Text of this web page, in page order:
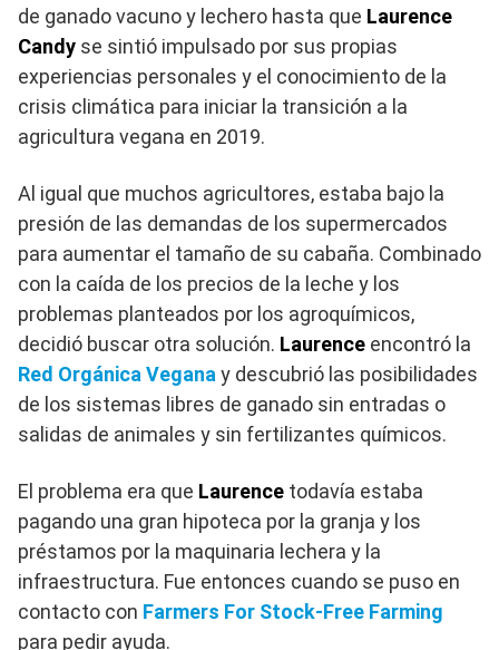
de ganado vacuno y lechero hasta que Laurence
Candy se sintió impulsado por sus propias
experiencias personales y el conocimiento de la
crisis climática para iniciar la transición a la
agricultura vegana en 2019.
Al igual que muchos agricultores, estaba bajo la
presión de las demandas de los supermercados
para aumentar el tamaño de su cabaña. Combinado
con la caída de los precios de la leche y los
problemas planteados por los agroquímicos,
decidió buscar otra solución. Laurence encontró la
Red Orgánica Veganay descubrió las posibilidades
de los sistemas libres de ganado sin entradas o
salidas de animales y sin fertilizantes químicos.
El problema era que Laurence todavía estaba
pagando una gran hipoteca por la granja y los
préstamos por la maquinaria lechera y la
infraestructura. Fue entonces cuando se puso en
contacto con Farmers For Stock-Free Farming
para pedir ayuda.